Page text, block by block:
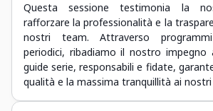
Questa sessione testimonia la
rafforzare la professionalità e la
nostri team. Attraverso
periodici, ribadiamo il nostro impegno
guide serie, responsabili e fidate,
qualità e la massima tranquillità ai nostri